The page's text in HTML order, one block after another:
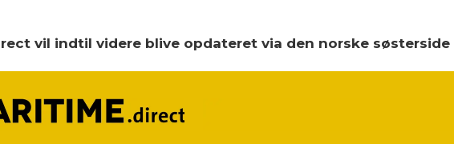
vil indtil videre blive opdateret via den norske søsterside